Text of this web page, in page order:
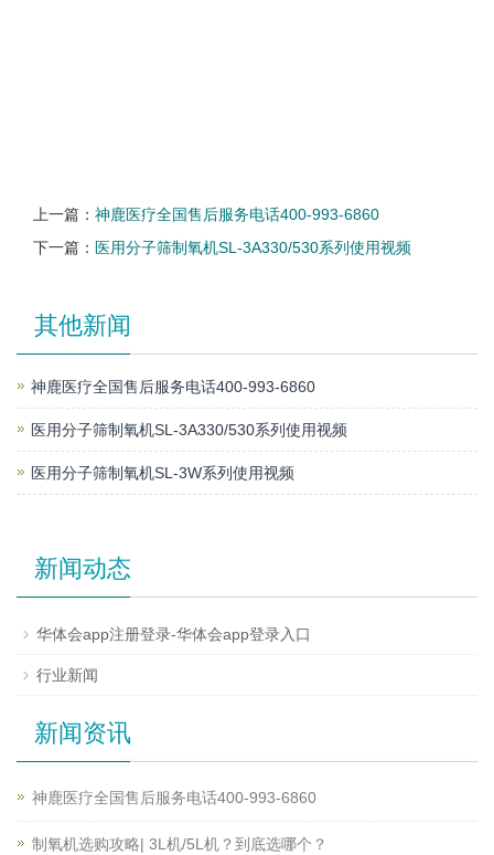
上一篇： 神鹿医疗全国售后服务电话400-993-6860
下一篇： 医用分子筛制氧机SL-3A330/530系列使用视频
其他新闻
神鹿医疗全国售后服务电话400-993-6860
医用分子筛制氧机SL-3A330/530系列使用视频
医用分子筛制氧机SL-3W系列使用视频
新闻动态
华体会app注册登录-华体会app登录入口
行业新闻
新闻资讯
神鹿医疗全国售后服务电话400-993-6860
制氧机选购攻略| 3L机/5L机？到底选哪个？